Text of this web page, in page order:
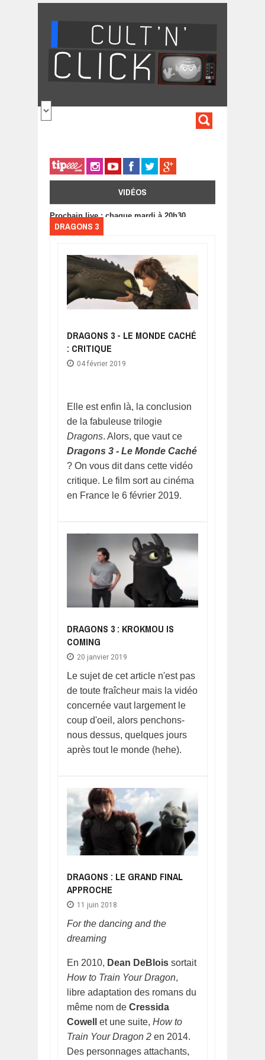
VIDÉOS
Prochain live : chaque mardi à 20h30
DRAGONS 3
DRAGONS 3 - LE MONDE CACHÉ
: CRITIQUE
04 février 2019
Elle est enfin là, la conclusion
de la fabuleuse trilogie
Dragons. Alors, que vaut ce
Dragons 3 - Le Monde Caché
? On vous dit dans cette vidéo
critique. Le film sort au cinéma
en France le 6 février 2019.
DRAGONS 3 : KROKMOU IS
COMING
20 janvier 2019
Le sujet de cet article n'est pas
de toute fraîcheur mais la vidéo
concernée vaut largement le
coup d'oeil, alors penchons-
nous dessus, quelques jours
après tout le monde (hehe).
DRAGONS : LE GRAND FINAL
APPROCHE
11 juin 2018
For the dancing and the
dreaming
En 2010, Dean DeBlois sortait
How to Train Your Dragon,
libre adaptation des romans du
même nom de Cressida
Cowell
et une suite, How to
Train Your Dragon 2 en 2014.
Des personnages attachants,